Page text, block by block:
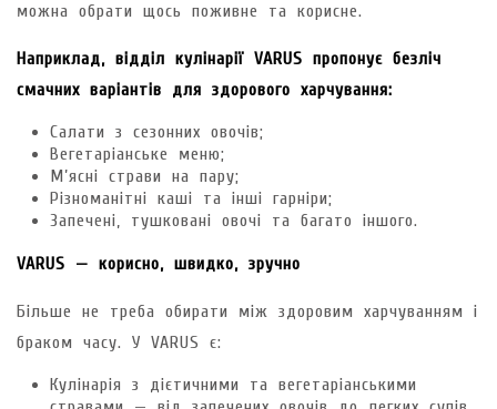
можна обрати щось поживне та корисне.
Наприклад, відділ кулінарії VARUS пропонує безліч
смачних варіантів для здорового харчування:
Салати з сезонних овочів;
Вегетаріанське меню;
М’ясні страви на пару;
Різноманітні каші та інші гарніри;
Запечені, тушковані овочі та багато іншого.
VARUS — корисно, швидко, зручно
Більше не треба обирати між здоровим харчуванням і
браком часу. У VARUS є:
Кулінарія з дієтичними та вегетаріанськими